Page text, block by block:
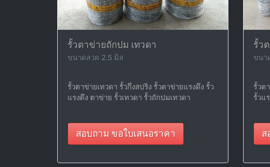
รั้วตาข่ายถักปม เทวดา
ขนาดลวด 2.5 มิล
รั้วตาข่ายเทวดา รั้วกึ่งสปริง รั้วตาข่ายแรงดึง รั้ว
แรงดึง ตาข่าย รั้วเทวดา รั้วถักปมเทวดา
สอบถาม ขอใบเสนอราคา
รั้ว
ขนา
รั้วต
รั้วแ
ส